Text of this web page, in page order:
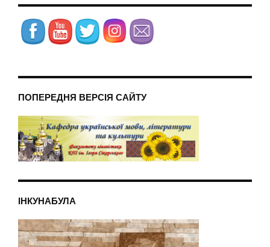
ПОПЕРЕДНЯ ВЕРСІЯ САЙТУ
ІНКУНАБУЛА